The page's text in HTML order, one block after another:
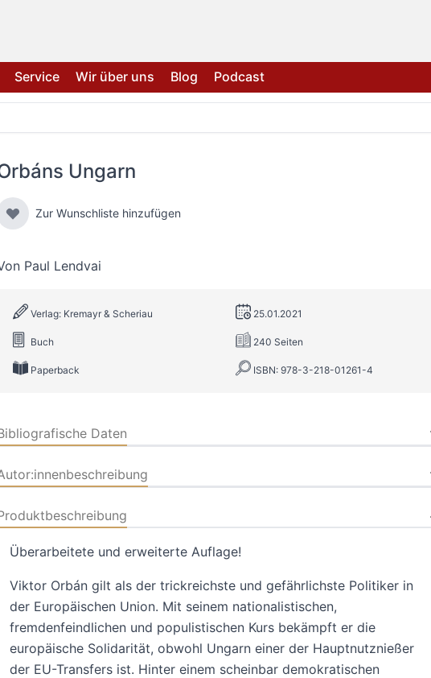
Service Wir über uns Blog Podcast
Ungarn
Zur Wunschliste hinzufügen
Paul Lendvai
Verlag: Kremayr & Scheriau 25.01.2021
Buch 240 Seiten
Paperback ISBN: 978-3-218-01261-4
Daten
Überarbeitete und erweiterte Auflage!
Viktor Orbán gilt als der trickreichste und gefährlichste Politiker in
der Europäischen Union. Mit seinem nationalistischen,
fremdenfeindlichen und populistischen Kurs bekämpft er die
europäische Solidarität, obwohl Ungarn einer der Hauptnutznießer
der EU-Transfers ist. Hinter einem scheinbar demokratischen